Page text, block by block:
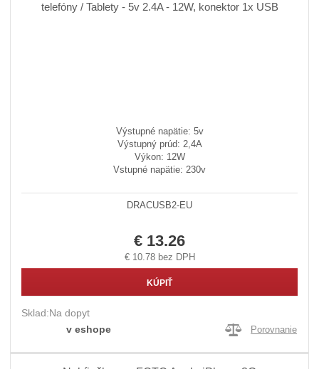
Výstupné napätie: 5v
Výstupný prúd: 2,4A
Výkon: 12W
Vstupné napätie: 230v
DRACUSB2-EU
€ 13.26
€ 10.78 bez DPH
KÚPIŤ
Sklad:Na dopyt
v eshope
Porovnanie